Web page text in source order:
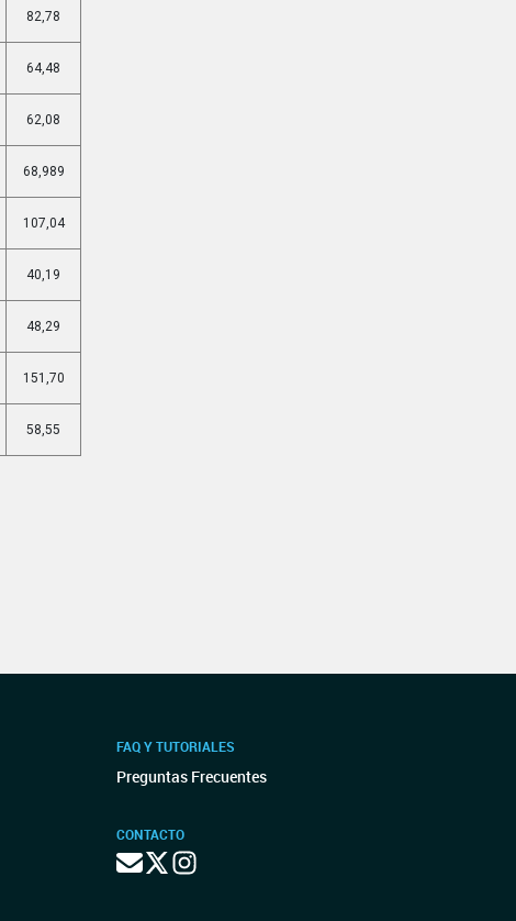
82,78
64,48
62,08
68,989
107,04
40,19
48,29
151,70
58,55
FAQ Y TUTORIALES
Preguntas Frecuentes
CONTACTO